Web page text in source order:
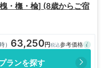
・橅・楡] (8歳からご宿
） 63,250
ランを探す